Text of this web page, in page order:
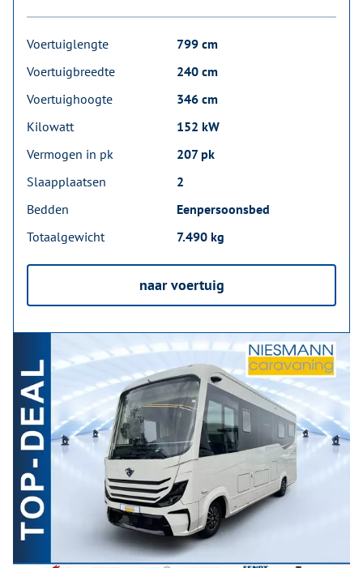
Voertuiglengte
799 cm
Voertuigbreedte
240 cm
Voertuighoogte
346 cm
Kilowatt
152 kW
Vermogen in pk
207 pk
Slaapplaatsen
2
Bedden
Eenpersoonsbed
Totaalgewicht
7.490 kg
naar voertuig